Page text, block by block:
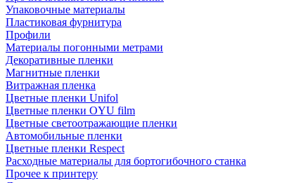
Упаковочные материалы
Пластиковая фурнитура
Профили
Материалы погонными метрами
Декоративные пленки
Магнитные пленки
Витражная пленка
Цветные пленки Unifol
Цветные пленки OYU film
Цветные светоотражающие пленки
Автомобильные пленки
Цветные пленки Respect
Расходные материалы для бортогибочного станка
Прочее к принтеру